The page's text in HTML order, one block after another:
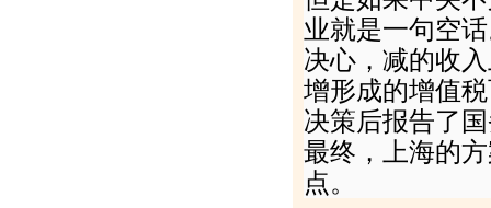
业就是一句空
决心，减的收
增形成的增值
决策后报告了
最终，上海的
点。